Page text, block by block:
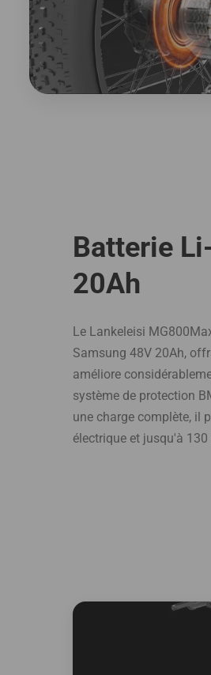
Batterie
20Ah
Le Lankeleisi
Samsung 48V 20Ah,
améliore
système de protection
une charge complète, il
électrique et jusqu'à